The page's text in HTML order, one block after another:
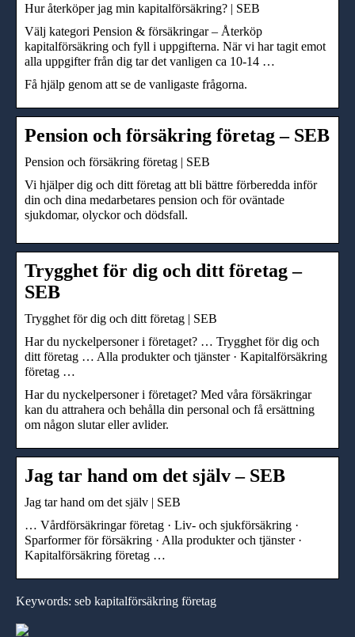
Hur återköper jag min kapitalförsäkring? | SEB
Välj kategori Pension & försäkringar – Återköp
kapitalförsäkring och fyll i uppgifterna. När vi har tagit emot
alla uppgifter från dig tar det vanligen ca 10-14 …
Få hjälp genom att se de vanligaste frågorna.
Pension och försäkring företag – SEB
Pension och försäkring företag | SEB
Vi hjälper dig och ditt företag att bli bättre förberedda inför
din och dina medarbetares pension och för oväntade
sjukdomar, olyckor och dödsfall.
Trygghet för dig och ditt företag –
SEB
Trygghet för dig och ditt företag | SEB
Har du nyckelpersoner i företaget? … Trygghet för dig och
ditt företag … Alla produkter och tjänster · Kapitalförsäkring
företag …
Har du nyckelpersoner i företaget? Med våra försäkringar
kan du attrahera och behålla din personal och få ersättning
om någon slutar eller avlider.
Jag tar hand om det själv – SEB
Jag tar hand om det själv | SEB
… Vårdförsäkringar företag · Liv- och sjukförsäkring ·
Sparformer för försäkring · Alla produkter och tjänster ·
Kapitalförsäkring företag …
Keywords: seb kapitalförsäkring företag